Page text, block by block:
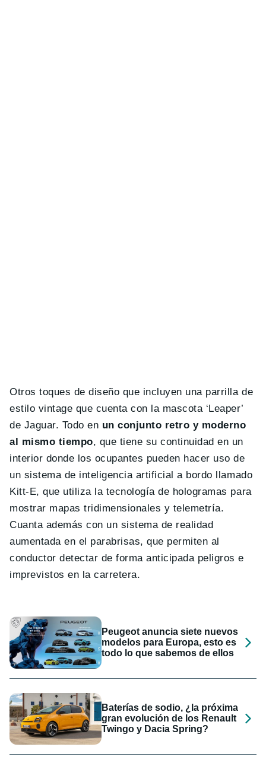
Otros toques de diseño que incluyen una parrilla de
estilo vintage que cuenta con la mascota ‘Leaper’
de Jaguar. Todo en un conjunto retro y moderno
al mismo tiempo, que tiene su continuidad en un
interior donde los ocupantes pueden hacer uso de
un sistema de inteligencia artificial a bordo llamado
Kitt-E, que utiliza la tecnología de hologramas para
mostrar mapas tridimensionales y telemetría.
Cuanta además con un sistema de realidad
aumentada en el parabrisas, que permiten al
conductor detectar de forma anticipada peligros e
imprevistos en la carretera.
Peugeot anuncia siete nuevos
modelos para Europa, esto es
todo lo que sabemos de ellos
Baterías de sodio, ¿la próxima
gran evolución de los Renault
Twingo y Dacia Spring?